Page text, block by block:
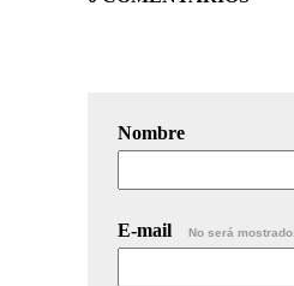
Nombre
E-mail No será mostrado.